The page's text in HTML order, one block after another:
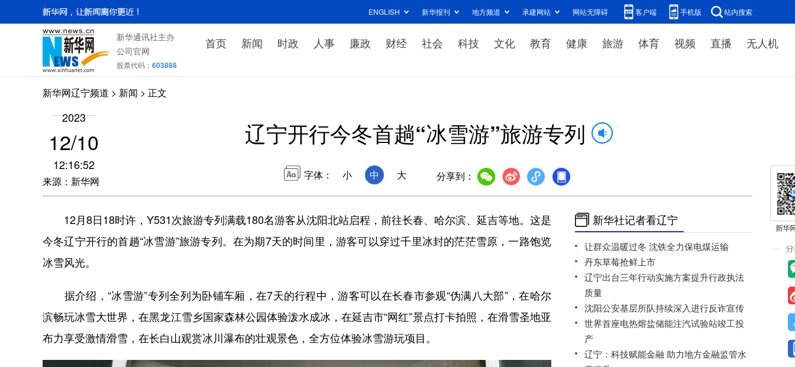
ENGLISH 新华报刊 地方频道 承建网站 网站无障碍 客户端 手机版 站内搜索
新华通讯社主办
公司官网
股票代码： 603888
首页 新闻 时政 人事 廉政 财经 社会 科技 文化 教育 健康 旅游 体育 视频 直播 无人机
新华网辽宁频道 > 新闻 > 正文
2023
12/10
12:16:52
来源：新华网
辽宁开行今冬首趟“冰雪游”旅游专列
字体： 小 中 大 分享到：
12月8日18时许，Y531次旅游专列满载180名游客从沈阳北站启程，前往长春、哈尔滨、延吉等地。这是
今冬辽宁开行的首趟“冰雪游”旅游专列。在为期7天的时间里，游客可以穿过千里冰封的茫茫雪原，一路饱览
冰雪风光。
据介绍，“冰雪游”专列全列为卧铺车厢，在7天的行程中，游客可以在长春市参观“伪满八大部”，在哈尔
滨畅玩冰雪大世界，在黑龙江雪乡国家森林公园体验泼水成冰，在延吉市“网红”景点打卡拍照，在滑雪圣地亚
布力享受激情滑雪，在长白山观赏冰川瀑布的壮观景色，全方位体验冰雪游玩项目。
新华社记者看辽宁
让群众温暖过冬 沈铁全力保电煤运输
丹东草莓抢鲜上市
辽宁出台三年行动实施方案提升行政执法
质量
沈阳公安基层所队持续深入进行反诈宣传
世界首座电热熔盐储能注汽试验站竣工投
产
辽宁：科技赋能金融 助力地方金融监管水